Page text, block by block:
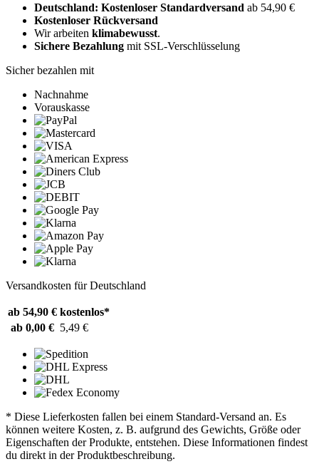
Deutschland: Kostenloser Standardversand ab 54,90 €
Kostenloser Rückversand
Wir arbeiten klimabewusst.
Sichere Bezahlung mit SSL-Verschlüsselung
Sicher bezahlen mit
Nachnahme
Vorauskasse
Versandkosten für Deutschland
ab 54,90 € kostenlos*
ab 0,00 € 5,49 €
* Diese Lieferkosten fallen bei einem Standard-Versand an. Es
können weitere Kosten, z. B. aufgrund des Gewichts, Größe oder
Eigenschaften der Produkte, entstehen. Diese Informationen findest
du direkt in der Produktbeschreibung.